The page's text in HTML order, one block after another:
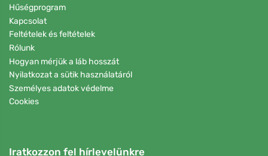
Hűségprogram
Kapcsolat
Feltételek és feltételek
Rólunk
Hogyan mérjük a láb hosszát
Nyilatkozat a sütik használatáról
Személyes adatok védelme
Cookies
Iratkozzon fel hírlevelünkre